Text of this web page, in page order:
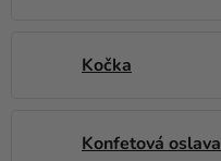
Kočka
Konfetová oslava